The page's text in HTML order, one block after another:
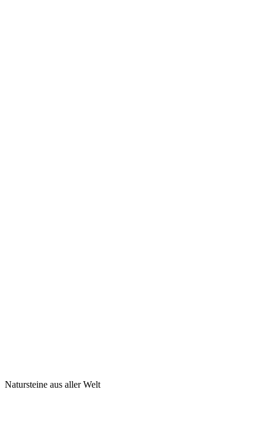
Natursteine aus aller Welt